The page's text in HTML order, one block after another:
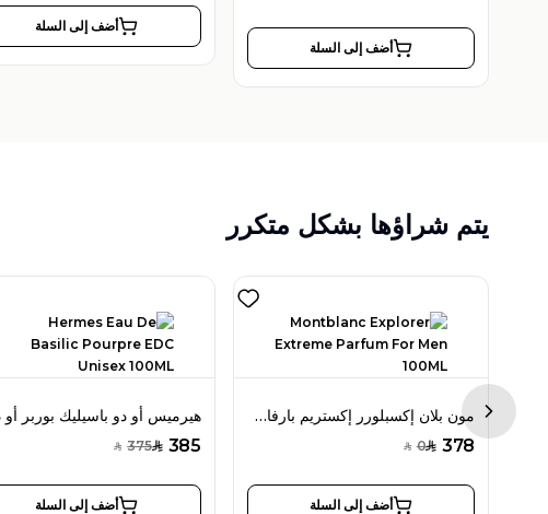
أضف إلى السلة
أضف إلى السلة
يتم شراؤها بشكل متكرر
SAR 385
SAR 375
أضف إلى السلة
مون بلان إكسبلورر إكستريم بارفان 100 مل للرجال
SAR 378
SAR 0
أضف إلى السلة
Next